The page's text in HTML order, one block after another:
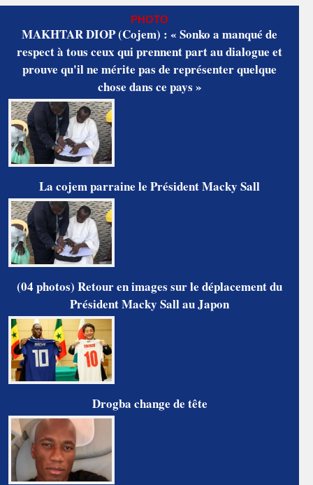
PHOTO
MAKHTAR DIOP (Cojem) : « Sonko a manqué de
respect à tous ceux qui prennent part au dialogue et
prouve qu'il ne mérite pas de représenter quelque
chose dans ce pays »
La cojem parraine le Président Macky Sall
(04 photos) Retour en images sur le déplacement du
Président Macky Sall au Japon
Drogba change de tête